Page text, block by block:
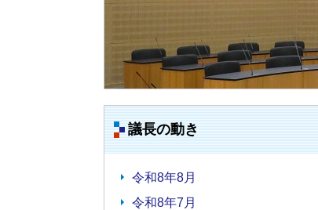
議長の動き
令和8年8月
令和8年7月